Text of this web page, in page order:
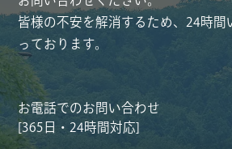
皆様の不安を解消するため、24時間
っております。
お電話でのお問い合わせ
[365日・24時間対応]